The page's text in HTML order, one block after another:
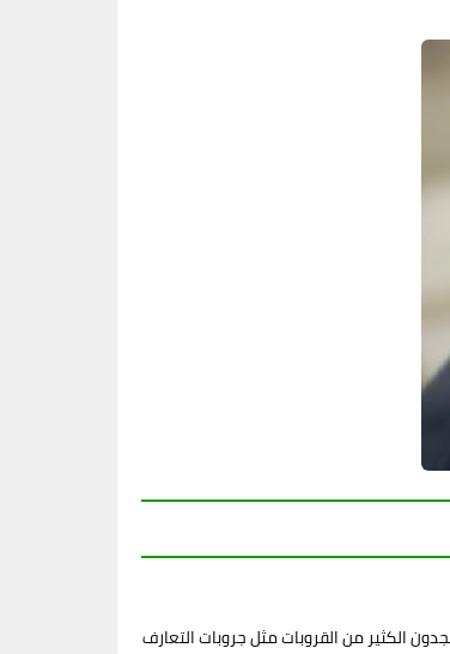
الكثير من القروبات مثل جروبات التعارف